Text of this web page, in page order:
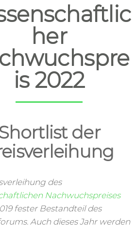
her
is 2022
der
des
Nachwuchspreises
fester Bestandteil des
Auch dieses Jahr werden